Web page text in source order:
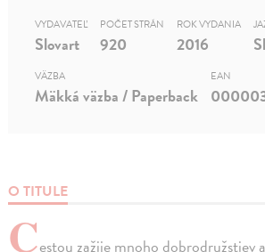
O TITULE
Cestou zažije mnoho dobrodružstiev
VYDAVATEĽ
Slovart
POČET STRÁN
920
ROK VYDANIA
2016
VÄZBA
Mäkká väzba / Paperback
EAN